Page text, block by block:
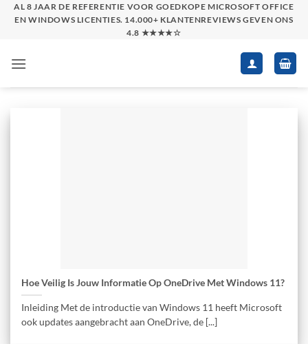
SkipAL 8 JAAR DE REFERENTIE VOOR GOEDKOPE MICROSOFT OFFICE
EN WINDOWS LICENTIES. 14.000+ KLANTENREVIEWS GEVEN ONS
4.8 ★★★★☆
Hoe Veilig Is Jouw Informatie Op OneDrive Met Windows 11?
Inleiding Met de introductie van Windows 11 heeft Microsoft
ook updates aangebracht aan OneDrive, de [...]